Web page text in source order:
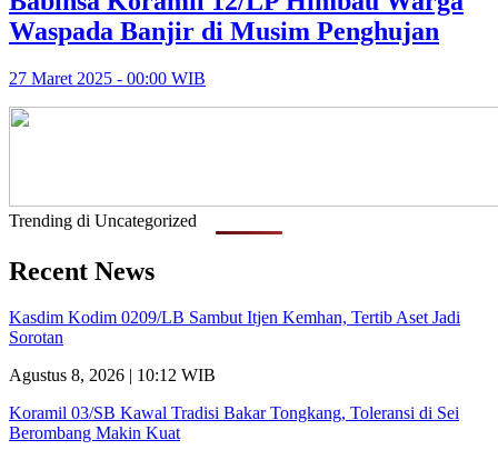
Waspada Banjir di Musim Penghujan
27 Maret 2025 - 00:00 WIB
Trending di Uncategorized
Recent News
Kasdim Kodim 0209/LB Sambut Itjen Kemhan, Tertib Aset Jadi
Sorotan
Agustus 8, 2026 | 10:12 WIB
Koramil 03/SB Kawal Tradisi Bakar Tongkang, Toleransi di Sei
Berombang Makin Kuat